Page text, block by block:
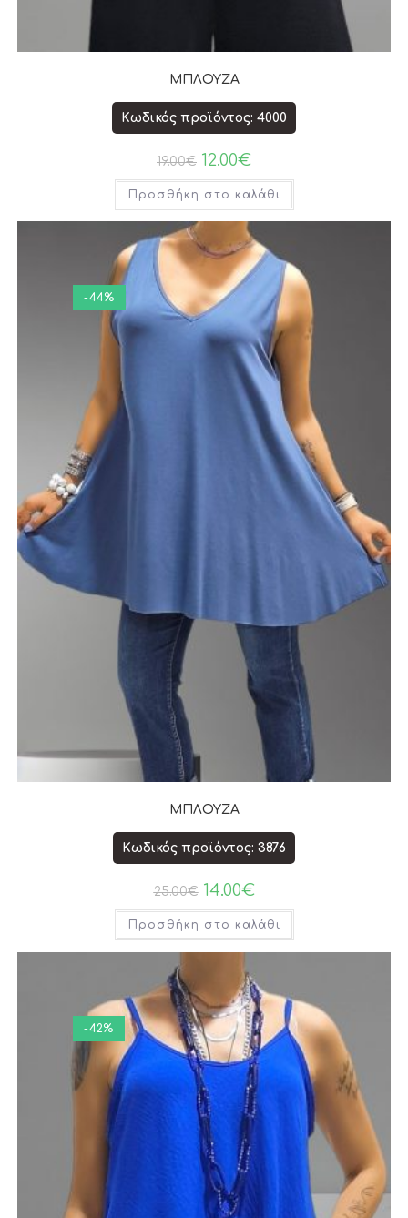
ΜΠΛΟΥΖΑ
Κωδικός προϊόντος: 4000
19.00€ 12.00€
Προσθήκη στο καλάθι
-44%
ΜΠΛΟΥΖΑ
Κωδικός προϊόντος: 3876
25.00€ 14.00€
Προσθήκη στο καλάθι
-42%